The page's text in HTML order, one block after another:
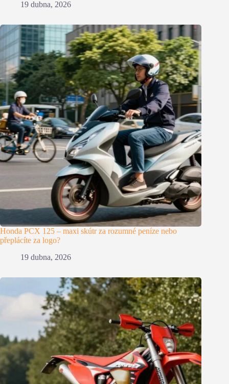
19 dubna, 2026
Honda PCX 125 – maxi skútr za rozumné peníze nebo
přeplácíte za logo?
19 dubna, 2026